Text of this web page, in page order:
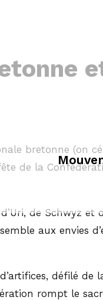
bretonne (on
de la
de Schwyz et
aux envies
défilé
rompt le